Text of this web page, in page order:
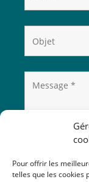
Pour offrir les
telles que les cookies